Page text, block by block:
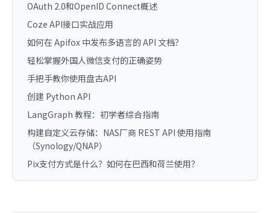
OAuth 2.0和OpenID Connect概述
Coze API接口实战应用
如何在 Apifox 中发布多语言的 API 文档？
轻松掌握外国人微信支付的正确姿势
手把手教你使用盘古API
创建 Python API
LangGraph 教程：初学者综合指南
构建自定义云存储：NAS厂商 REST API 使用指南
（Synology/QNAP）
Pix支付方式是什么？如何在巴西和荷兰使用？